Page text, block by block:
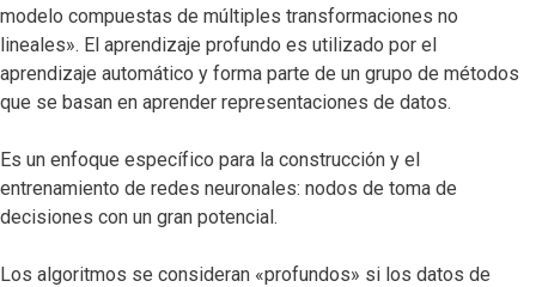
modelo compuestas de múltiples transformaciones no
lineales». El aprendizaje profundo es utilizado por el
aprendizaje automático y forma parte de un grupo de métodos
que se basan en aprender representaciones de datos.
Es un enfoque específico para la construcción y el
entrenamiento de redes neuronales: nodos de toma de
decisiones con un gran potencial.
Los algoritmos se consideran «profundos» si los datos de